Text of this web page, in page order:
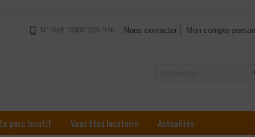
Nous contacter Mon compte
N° Vert : 0800 306 546
Le parc locatif Vous êtes locataire
Actualités